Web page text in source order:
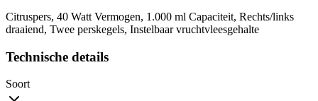
Citruspers, 40 Watt Vermogen, 1.000 ml Capaciteit, Rechts/links
draaiend, Twee perskegels, Instelbaar vruchtvleesgehalte
Technische details
Soort